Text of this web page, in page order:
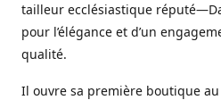
tailleur ecclésiastique
pour l’élégance et d’un
qualité.
Il ouvre sa première boutique